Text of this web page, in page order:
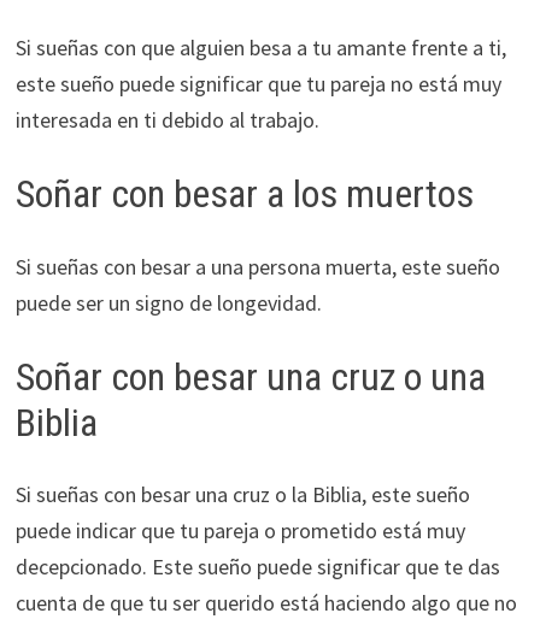
Si sueñas con que alguien besa a tu amante frente a ti,
este sueño puede significar que tu pareja no está muy
interesada en ti debido al trabajo.
Soñar con besar a los muertos
Si sueñas con besar a una persona muerta, este sueño
puede ser un signo de longevidad.
Soñar con besar una cruz o una
Biblia
Si sueñas con besar una cruz o la Biblia, este sueño
puede indicar que tu pareja o prometido está muy
decepcionado. Este sueño puede significar que te das
cuenta de que tu ser querido está haciendo algo que no